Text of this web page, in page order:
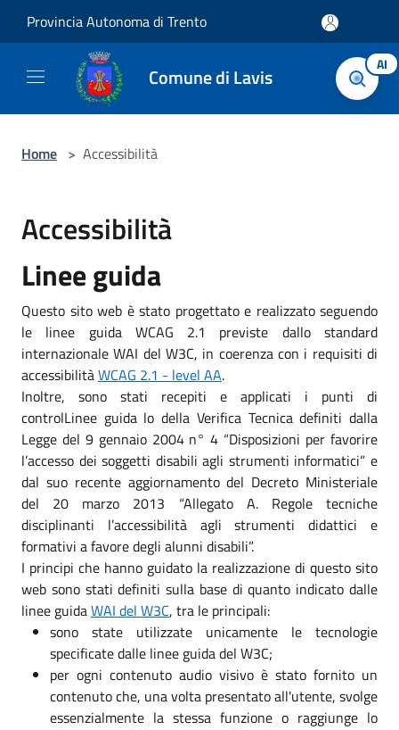
Provincia Autonoma di Trento
Comune di Lavis AI
Home > Accessibilità
Accessibilità
Linee guida
Questo sito web è stato progettato e realizzato seguendo
le linee guida WCAG 2.1 previste dallo standard
internazionale WAI del W3C, in coerenza con i requisiti di
accessibilitàWCAG 2.1 - level AA.
Inoltre, sono stati recepiti e applicati i punti di
controlLinee guida lo della Verifica Tecnica definiti dalla
Legge del 9 gennaio 2004 n° 4 “Disposizioni per favorire
l’accesso dei soggetti disabili agli strumenti informatici” e
dal suo recente aggiornamento del Decreto Ministeriale
del 20 marzo 2013 “Allegato A. Regole tecniche
disciplinanti l’accessibilità agli strumenti didattici e
formativi a favore degli alunni disabili”.
I principi che hanno guidato la realizzazione di questo sito
web sono stati definiti sulla base di quanto indicato dalle
linee guidaWAI del W3C, tra le principali:
sono state utilizzate unicamente le tecnologie
specificate dalle linee guida del W3C;
per ogni contenuto audio visivo è stato fornito un
contenuto che, una volta presentato all'utente, svolge
essenzialmente la stessa funzione o raggiunge lo